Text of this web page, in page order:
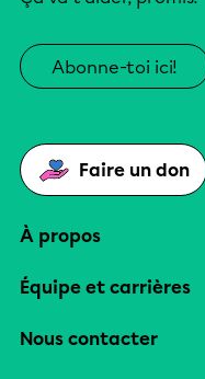
Abonne-toi ici!
Faire un don
À propos
Équipe et carrières
Nous contacter